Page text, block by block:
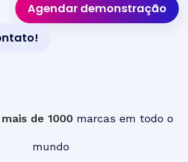
Agendar demonstração
mais de 1000 marcas em todo o
mundo